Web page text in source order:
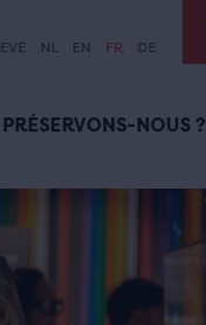
NL EN FR DE
NOUS ?